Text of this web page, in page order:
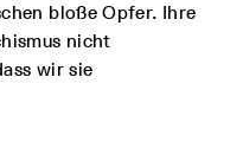
bloße Opfer. Ihre
nicht
wir sie